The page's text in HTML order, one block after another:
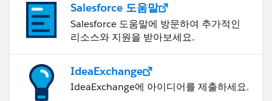
Salesforce 도움말
Salesforce 도움말에 방문하여 추가적인
리소스와 지원을 받아보세요.
IdeaExchange
IdeaExchange에 아이디어를 제출하세요.